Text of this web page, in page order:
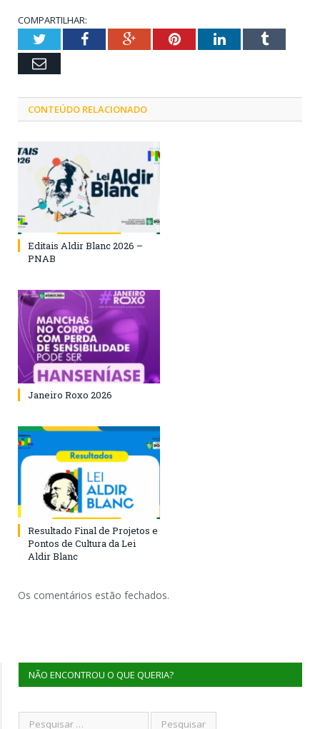
COMPARTILHAR:
TwitterFacebookGoogle+PinterestLinkedInTumblr
Email
CONTEÚDO RELACIONADO
Editais Aldir Blanc 2026 –
PNAB
Janeiro Roxo 2026
Resultado Final de Projetos e
Pontos de Cultura da Lei
Aldir Blanc
Os comentários estão fechados.
NÃO ENCONTROU O QUE QUERIA?